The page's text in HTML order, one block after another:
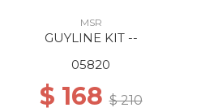
MSR
GUYLINE KIT --
05820
$ 168$ 210